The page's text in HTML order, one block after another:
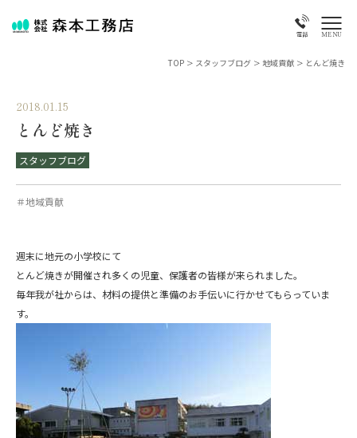
電話 MENU
TOP > スタッフブログ > 地域貢献 > とんど焼き
2018.01.15
とんど焼き
スタッフブログ
＃地域貢献
週末に地元の小学校にて
とんど焼きが開催され多くの児童、保護者の皆様が来られました。
毎年我が社からは、材料の提供と準備のお手伝いに行かせてもらっていま
す。